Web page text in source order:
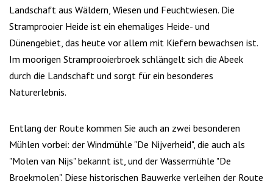
Landschaft aus Wäldern, Wiesen und Feuchtwiesen. Die
Stramprooier Heide ist ein ehemaliges Heide- und
Dünengebiet, das heute vor allem mit Kiefern bewachsen ist.
Im moorigen Stramprooierbroek schlängelt sich die Abeek
durch die Landschaft und sorgt für ein besonderes
Naturerlebnis.
Entlang der Route kommen Sie auch an zwei besonderen
Mühlen vorbei: der Windmühle "De Nijverheid", die auch als
"Molen van Nijs" bekannt ist, und der Wassermühle "De
Broekmolen". Diese historischen Bauwerke verleihen der Route